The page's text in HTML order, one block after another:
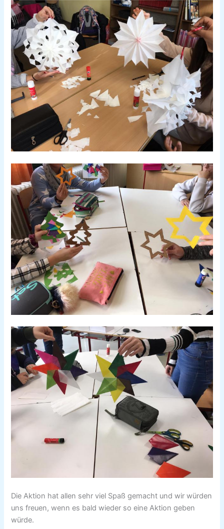
Die Aktion hat allen sehr viel Spaß gemacht und wir würden
uns freuen, wenn es bald wieder so eine Aktion geben
würde.